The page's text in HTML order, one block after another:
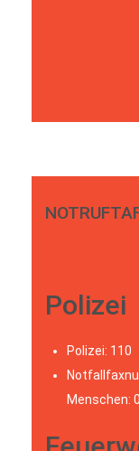
Polizei
Polizei: 110
Menschen: